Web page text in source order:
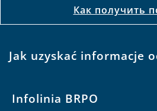
Как получить
Jak uzyskać informacje
Infolinia BRPO